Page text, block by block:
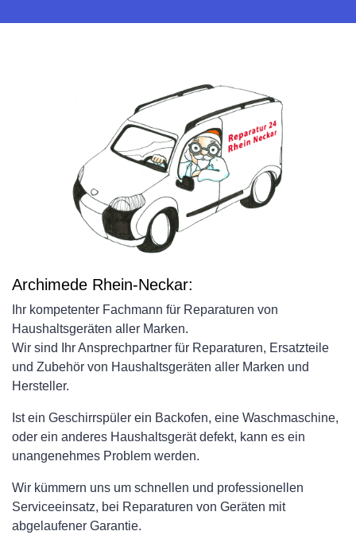
Archimede Rhein-Neckar:
Ihr kompetenter Fachmann für Reparaturen von
Haushaltsgeräten aller Marken.
Wir sind Ihr Ansprechpartner für Reparaturen, Ersatzteile
und Zubehör von Haushaltsgeräten aller Marken und
Hersteller.
Ist ein Geschirrspüler ein Backofen, eine Waschmaschine,
oder ein anderes Haushaltsgerät defekt, kann es ein
unangenehmes Problem werden.
Wir kümmern uns um schnellen und professionellen
Serviceeinsatz, bei Reparaturen von Geräten mit
abgelaufener Garantie.